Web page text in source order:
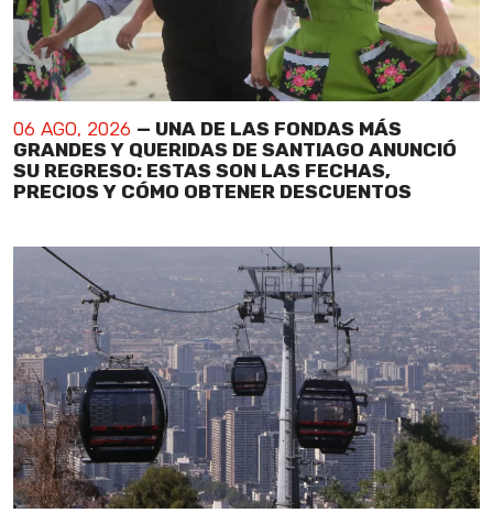
06 AGO, 2026 — UNA DE LAS FONDAS MÁS
GRANDES Y QUERIDAS DE SANTIAGO ANUNCIÓ
SU REGRESO: ESTAS SON LAS FECHAS,
PRECIOS Y CÓMO OBTENER DESCUENTOS